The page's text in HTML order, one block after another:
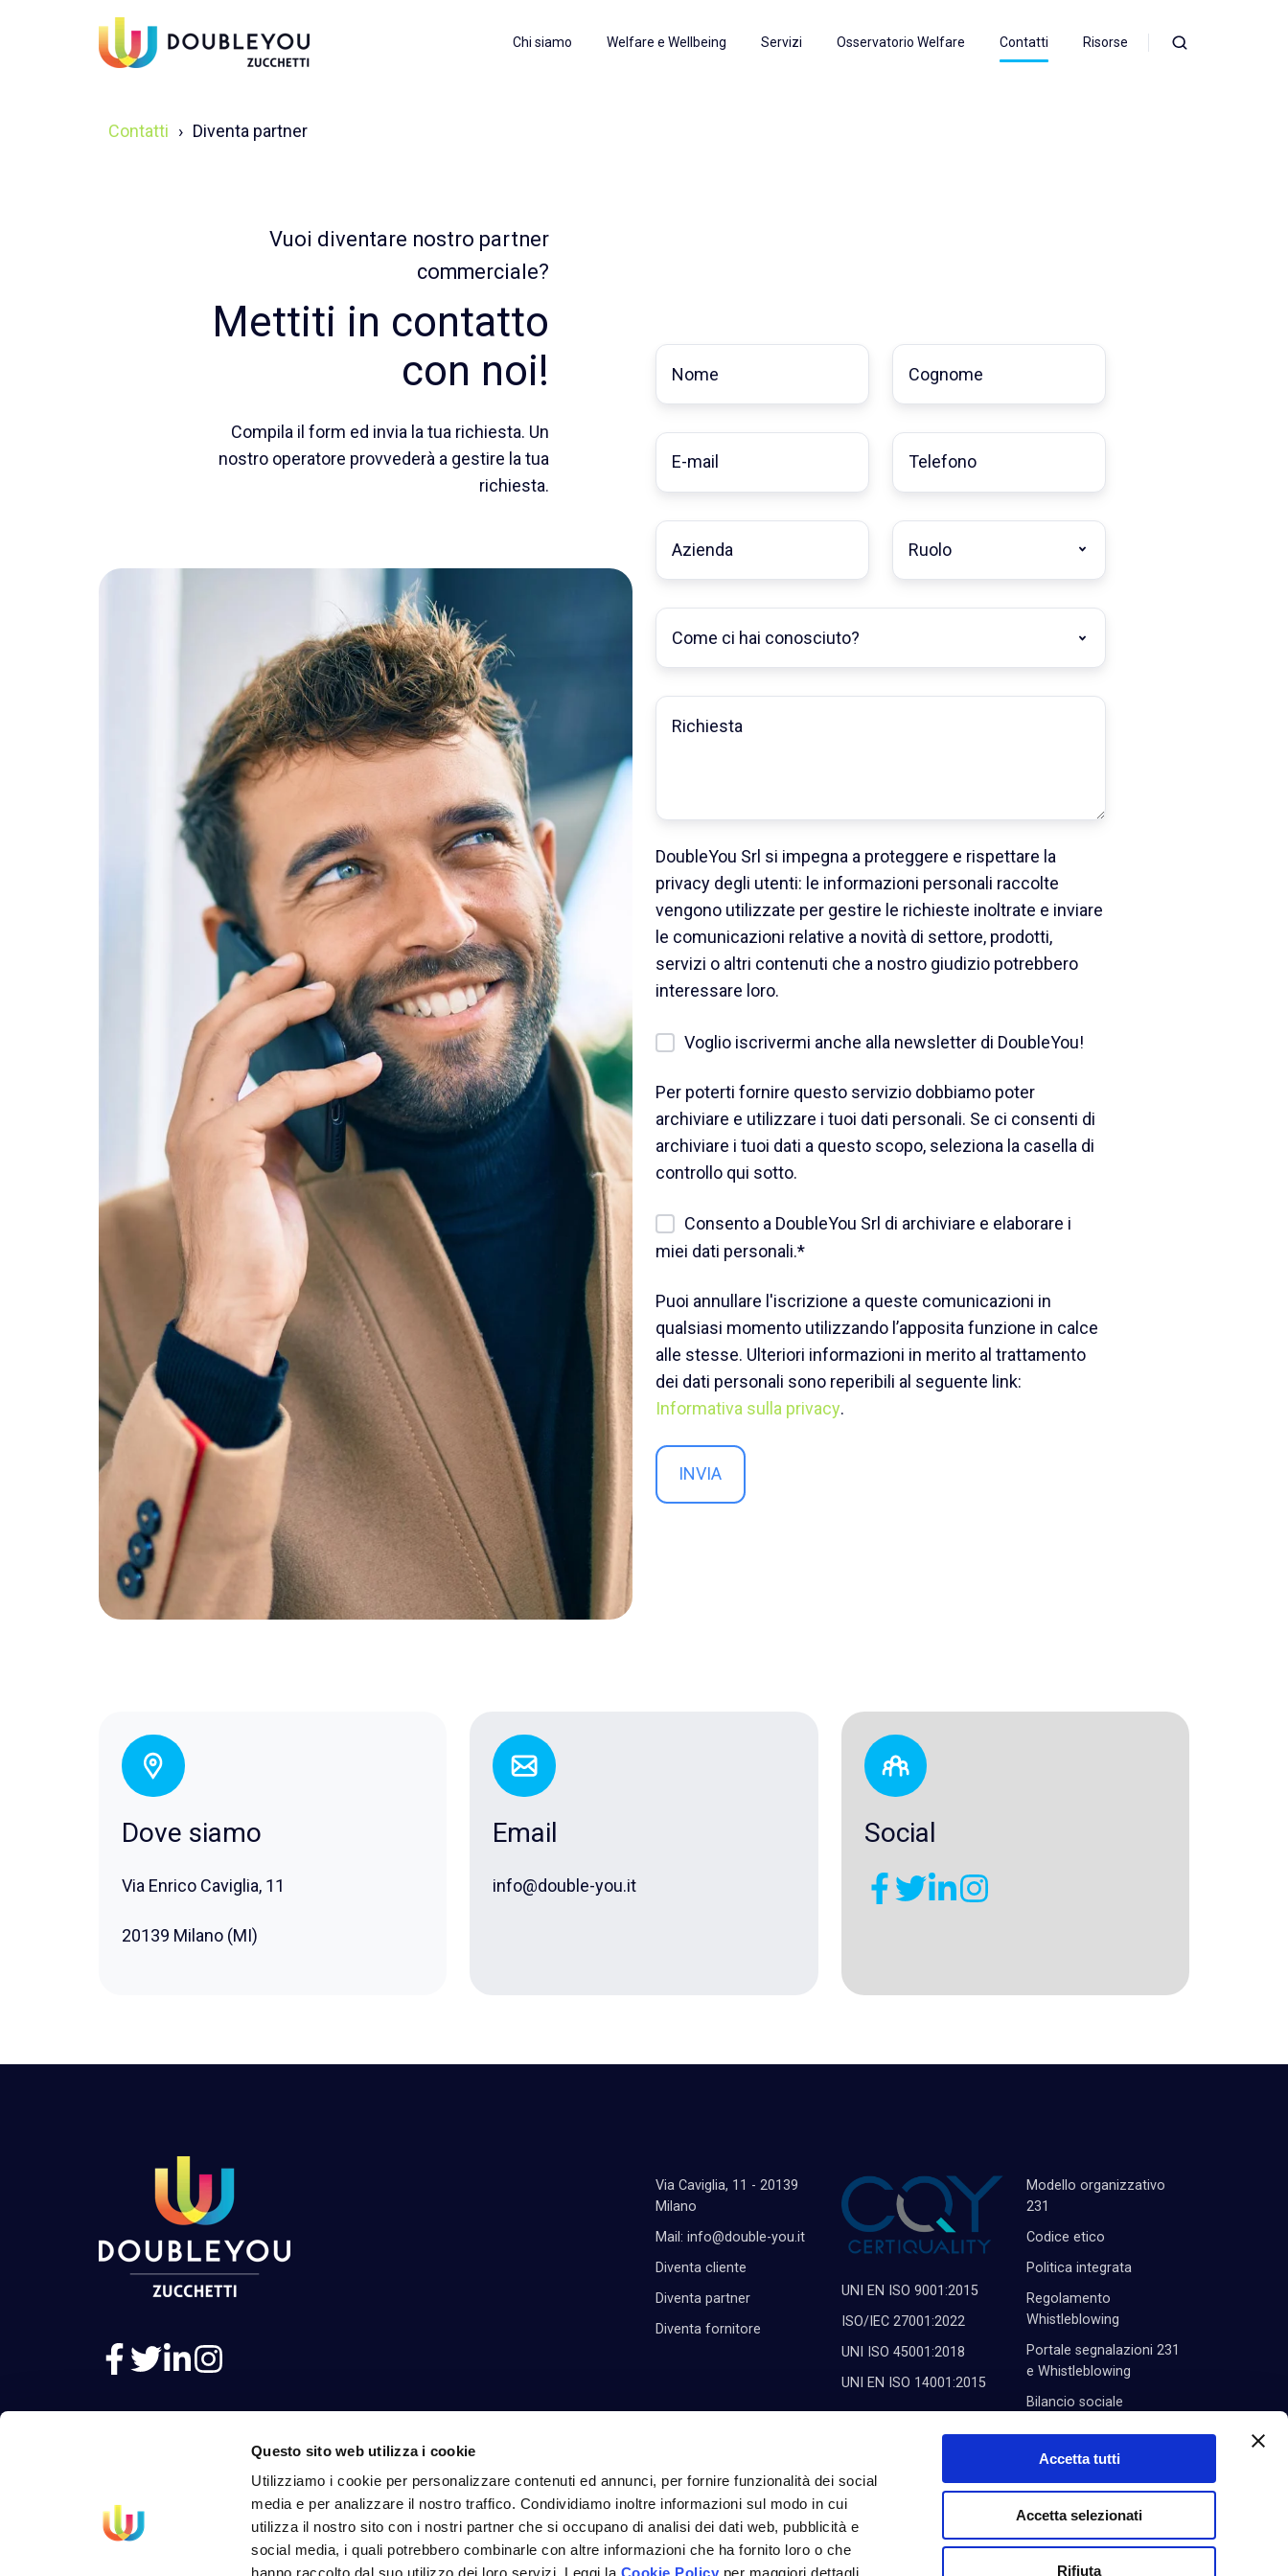
Questo sito web utilizza i cookie
Utilizziamo i cookie per personalizzare contenuti ed annunci, per fornire funzionalità dei social
media e per analizzare il nostro traffico. Condividiamo inoltre informazioni sul modo in cui
utilizza il nostro sito con i nostri partner che si occupano di analisi dei dati web, pubblicità e
social media, i quali potrebbero combinarle con altre informazioni che ha fornito loro o che
Accetta tutti
Accetta selezionati
Rifiuta
Chi siamo Welfare e Wellbeing Servizi Osservatorio Welfare Contatti Risorse
Contatti Diventa partner
Vuoi diventare nostro partner
commerciale?
Mettiti in contatto
con noi!
Compila il form ed invia la tua richiesta. Un
nostro operatore provvederà a gestire la tua
richiesta.
Nome Cognome
E-
mail*
Telefono
Nome
società
Ruolo*
Come
hai
conosciuto?
Inserisci
DoubleYou Srl si impegna a proteggere e rispettare la
privacy degli utenti: le informazioni personali raccolte
vengono utilizzate per gestire le richieste inoltrate e inviare
le comunicazioni relative a novità di settore, prodotti,
servizi o altri contenuti che a nostro giudizio potrebbero
interessare loro.
Voglio iscrivermi anche alla newsletter di DoubleYou!
Per poterti fornire questo servizio dobbiamo poter
archiviare e utilizzare i tuoi dati personali. Se ci consenti di
archiviare i tuoi dati a questo scopo, seleziona la casella di
controllo qui sotto.
Consento a DoubleYou Srl di archiviare e elaborare i
miei dati personali.*
Puoi annullare l'iscrizione a queste comunicazioni in
qualsiasi momento utilizzando l’apposita funzione in calce
alle stesse. Ulteriori informazioni in merito al trattamento
dei dati personali sono reperibili al seguente link:
Informativa sulla privacy.
Dove siamo
Via Enrico Caviglia, 11
20139 Milano (MI)
Email
info@double-you.it
Social
Via Caviglia, 11 - 20139
Milano
Mail: info@double-you.it
Diventa cliente
Diventa partner
Diventa fornitore
UNI EN ISO 9001:2015
ISO/IEC 27001:2022
UNI ISO 45001:2018
UNI EN ISO 14001:2015
Modello organizzativo
231
Codice etico
Politica integrata
Regolamento
Whistleblowing
Portale segnalazioni 231
e Whistleblowing
Bilancio sociale
Politica di parità di genere